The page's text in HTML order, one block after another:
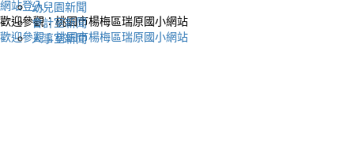
幼兒園新聞
會計室新聞
人事室新聞
網站登入
歡迎參觀：桃園市楊梅區瑞原國小網站
歡迎參觀：桃園市楊梅區瑞原國小網站